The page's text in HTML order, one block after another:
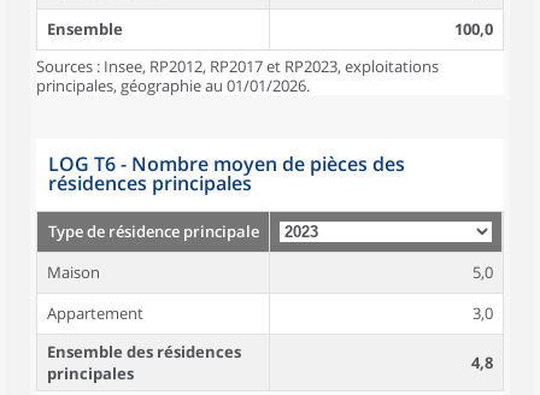
Ensemble
100,0
Sources : Insee, RP2012, RP2017 et RP2023, exploitations
principales, géographie au 01/01/2026.
LOG T6 - Nombre moyen de pièces des
résidences principales
Type de résidence principale
Maison
5,0
Appartement
3,0
Ensemble des résidences
principales
4,8